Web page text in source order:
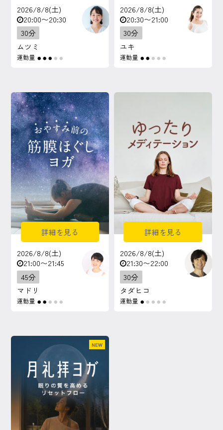
2026/8/8(土)
20:00〜20:30
30分
ムツミ
運動量 ● ● ● ● ●
2026/8/8(土)
20:30〜21:00
30分
ユキ
運動量 ● ● ● ● ●
詳細を見る
2026/8/8(土)
21:00〜21:45
45分
マドリ
運動量 ● ● ● ● ●
詳細を見る
2026/8/8(土)
21:30〜22:00
30分
タダヒコ
運動量 ● ● ● ● ●
NEW